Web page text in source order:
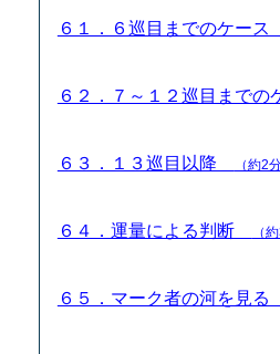
６１．６巡目までのケース
６２．７～１２巡目まで
６３．１３巡目以降 （約2
６４．運量による判断 （
６５．マーク者の河を見る